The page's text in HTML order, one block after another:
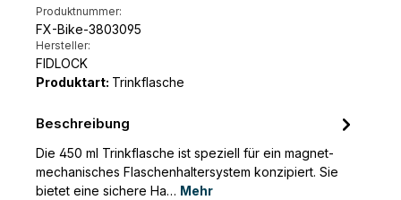
Produktnummer:
FX-Bike-3803095
Hersteller:
FIDLOCK
Produktart: Trinkflasche
Beschreibung
Die 450 ml Trinkflasche ist speziell für ein magnet-
mechanisches Flaschenhaltersystem konzipiert. Sie
bietet eine sichere Ha… Mehr